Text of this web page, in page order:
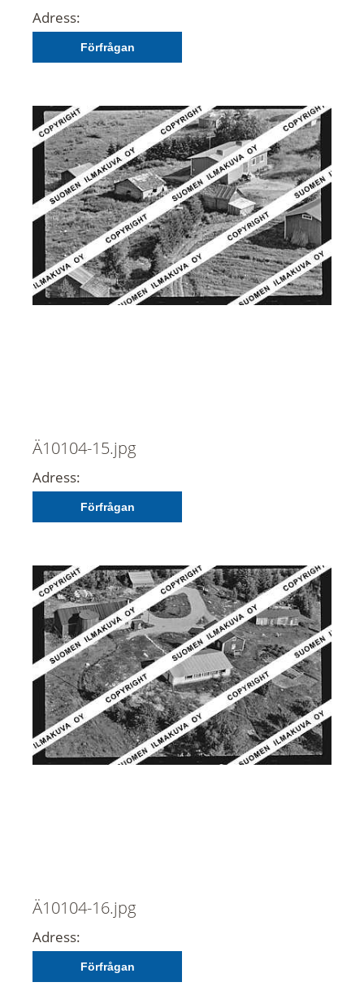
Adress:
Förfrågan
Ä10104-15.jpg
Adress:
Förfrågan
Ä10104-16.jpg
Adress:
Förfrågan